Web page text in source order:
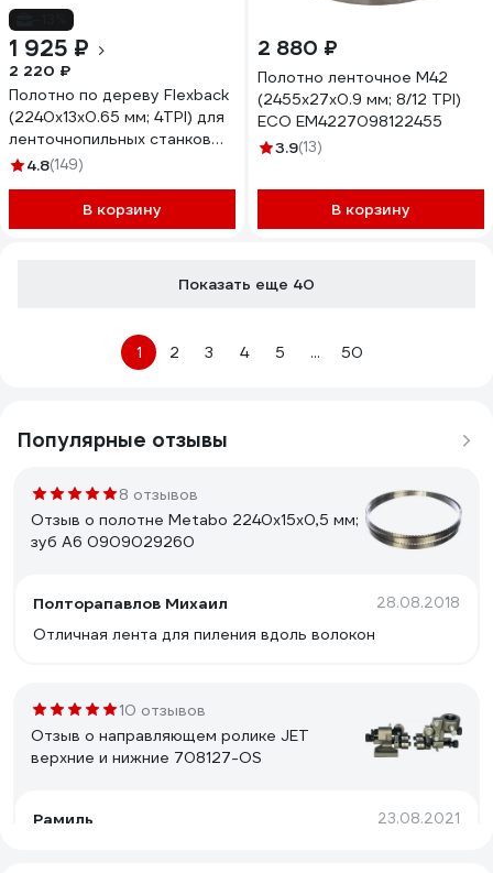
1 925 ₽
2 220 ₽
Полотно по дереву Flexback
(2240х13х0.65 мм; 4TPI) для
ленточнопильных станков
WOODWORK F13.6.2240-4
4.8(149)
В корзину
2 880 ₽
Полотно ленточное М42
(2455х27х0.9 мм; 8/12 TPI)
ECO EM4227098122455
3.9(13)
В корзину
Показать еще 40
1 2 3 4 5 ... 50
Популярные отзывы
8 отзывов
Отзыв о полотне Metabo 2240x15x0,5 мм;
зуб A6 0909029260
Полторапавлов Михаил 28.08.2018
Отличная лента для пиления вдоль волокон
10 отзывов
Отзыв о направляющем ролике JET
верхние и нижние 708127-OS
Рамиль 23.08.2021